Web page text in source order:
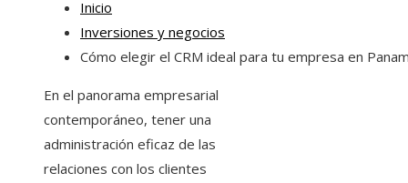
Inicio
Inversiones y negocios
Cómo elegir el CRM ideal para tu empresa en
En el panorama empresarial
contemporáneo, tener una
administración eficaz de las
relaciones con los clientes